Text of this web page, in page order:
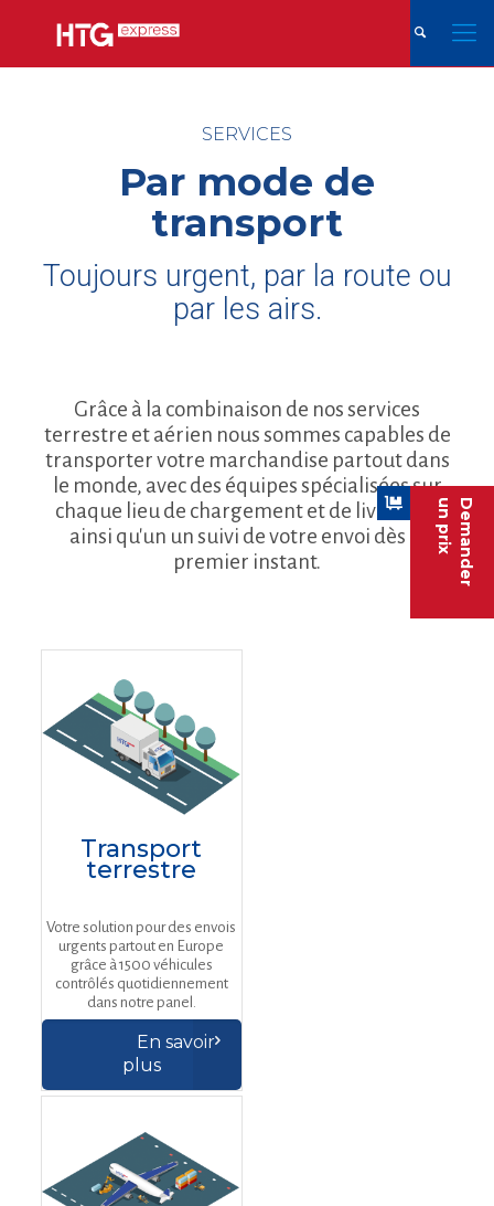
Demander
un prix
SERVICES
Par mode de
transport
Toujours urgent, par la route ou
par les airs.
Grâce à la combinaison de nos services
terrestre et aérien nous sommes capables de
transporter votre marchandise partout dans
le monde, avec des équipes spécialisées sur
chaque lieu de chargement et de livraison,
ainsi qu'un un suivi de votre envoi dès le
premier instant.
Transport
terrestre
Votre solution pour des envois
urgents partout en Europe
grâce à 1500 véhicules
contrôlés quotidiennement
dans notre panel.
En savoir
plus